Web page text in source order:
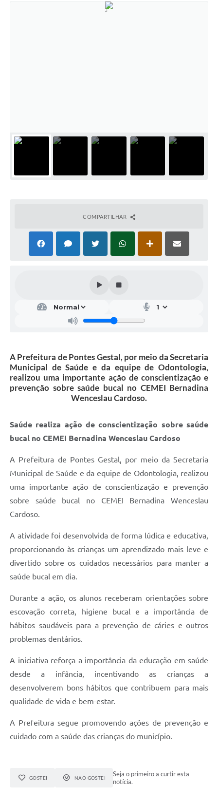
COMPARTILHAR
A Prefeitura de Pontes Gestal, por meio da Secretaria
Municipal de Saúde e da equipe de Odontologia,
realizou uma importante ação de conscientização e
prevenção sobre saúde bucal no CEMEI Bernadina
Wenceslau Cardoso.
Saúde realiza ação de conscientização sobre saúde
bucal no CEMEI Bernadina Wenceslau Cardoso
A Prefeitura de Pontes Gestal, por meio da Secretaria
Municipal de Saúde e da equipe de Odontologia, realizou
uma importante ação de conscientização e prevenção
sobre saúde bucal no CEMEI Bernadina Wenceslau
Cardoso.
A atividade foi desenvolvida de forma lúdica e educativa,
proporcionando às crianças um aprendizado mais leve e
divertido sobre os cuidados necessários para manter a
saúde bucal em dia.
Durante a ação, os alunos receberam orientações sobre
escovação correta, higiene bucal e a importância de
hábitos saudáveis para a prevenção de cáries e outros
problemas dentários.
A iniciativa reforça a importância da educação em saúde
desde a infância, incentivando as crianças a
desenvolverem bons hábitos que contribuem para mais
qualidade de vida e bem-estar.
A Prefeitura segue promovendo ações de prevenção e
cuidado com a saúde das crianças do município.
GOSTEI NÃO GOSTEI
Seja o primeiro a curtir esta
notícia.